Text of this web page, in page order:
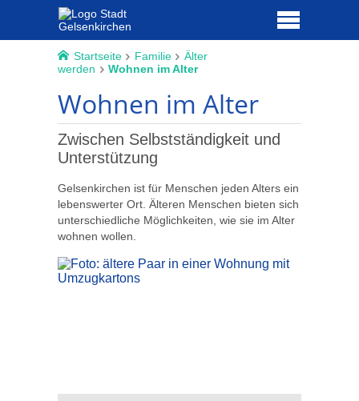
Startseite Familie
Älter
werden
Wohnen im Alter
Wohnen im Alter
Zwischen Selbstständigkeit und
Unterstützung
Gelsenkirchen ist für Menschen jeden Alters ein
lebenswerter Ort. Älteren Menschen bieten sich
unterschiedliche Möglichkeiten, wie sie im Alter
wohnen wollen.